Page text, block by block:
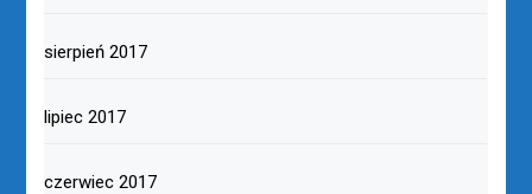
sierpień 2017
lipiec 2017
czerwiec 2017